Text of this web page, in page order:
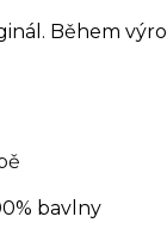
Během
bavlny